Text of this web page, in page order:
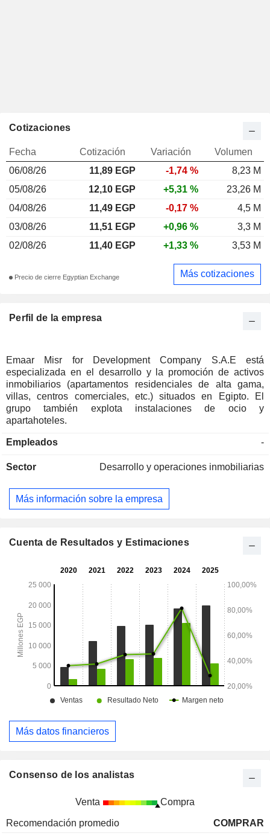
Perfil de la empresa
Emaar Misr for Development Company S.A.E está
especializada en el desarrollo y la promoción de activos
inmobiliarios (apartamentos residenciales de alta gama,
villas, centros comerciales, etc.) situados en Egipto. El
grupo también explota instalaciones de ocio y
apartahoteles.
Empleados -
Sector Desarrollo y operaciones inmobiliarias
Más información sobre la empresa
Cotizaciones
Fecha Cotización Variación
Volumen
06/08/26
11,89 EGP -1,74 %
8,23 M
05/08/26
12,10 EGP +5,31 %
23,26 M
04/08/26
11,49 EGP -0,17 %
4,5 M
03/08/26
11,51 EGP +0,96 %
3,3 M
02/08/26
11,40 EGP +1,33 % 3,53 M
Precio de cierre Egyptian Exchange Más cotizaciones
Cuenta de Resultados y Estimaciones
Más datos financieros
Consenso de los analistas
Venta Compra
Recomendación promedio
COMPRAR